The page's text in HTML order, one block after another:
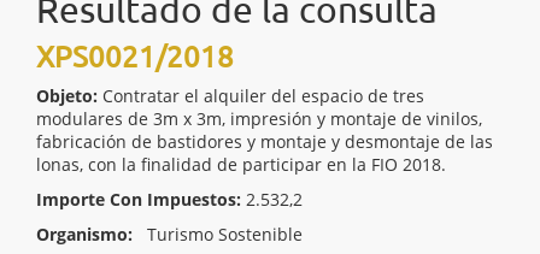
Resultado de la consulta
XPS0021/2018
Objeto: Contratar el alquiler del espacio de tres
modulares de 3m x 3m, impresión y montaje de vinilos,
fabricación de bastidores y montaje y desmontaje de las
lonas, con la finalidad de participar en la FIO 2018.
Importe Con Impuestos: 2.532,2
Organismo:
Turismo Sostenible